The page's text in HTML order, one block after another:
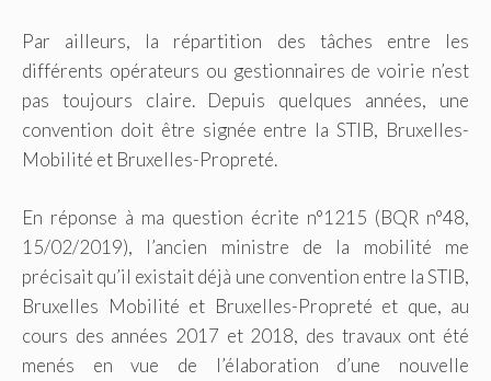
Par ailleurs, la répartition des tâches entre les
différents opérateurs ou gestionnaires de voirie n’est
pas toujours claire. Depuis quelques années, une
convention doit être signée entre la STIB, Bruxelles-
Mobilité et Bruxelles-Propreté.
En réponse à ma question écrite n°1215 (BQR n°48,
15/02/2019), l’ancien ministre de la mobilité me
précisait qu’il existait déjà une convention entre la STIB,
Bruxelles Mobilité et Bruxelles-Propreté et que, au
cours des années 2017 et 2018, des travaux ont été
menés en vue de l’élaboration d’une nouvelle